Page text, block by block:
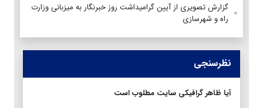
گزارش تصویری از آیین گرامیداشت روز خبرنگار به میزبانی وزارت
راه و شهرسازی
نظرسنجی
آیا ظاهر گرافیکی سایت مطلوب است